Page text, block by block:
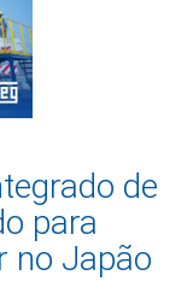
de
para
no Japão